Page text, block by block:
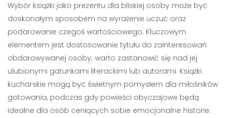
Wybór książki jako prezentu dla bliskiej osoby może być
doskonałym sposobem na wyrażenie uczuć oraz
podarowanie czegoś wartościowego. Kluczowym
elementem jest dostosowanie tytułu do zainteresowań
obdarowywanej osoby; warto zastanowić się nad jej
ulubionymi gatunkami literackimi lub autorami. Książki
kucharskie mogą być świetnym pomysłem dla miłośników
gotowania, podczas gdy powieści obyczajowe będą
idealne dla osób ceniących sobie emocjonalne historie.